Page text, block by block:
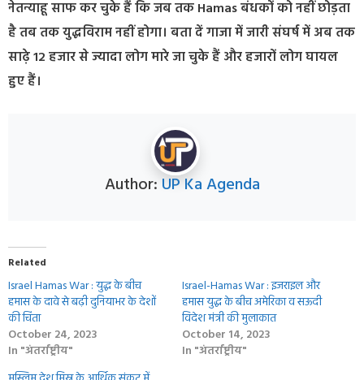
नेतन्याहू साफ कर चुके हैं कि जब तक Hamas बंधकों को नहीं छोड़ता
है तब तक युद्धविराम नहीं होगा। बता दें गाजा में जारी संघर्ष में अब तक
साढ़े 12 हजार से ज्यादा लोग मारे जा चुके हैं और हजारों लोग घायल
हुए हैं।
Author: UP Ka Agenda
Related
Israel Hamas War : युद्ध के बीच
हमास के दावे से बढ़ी दुनियाभर के देशों
की चिंता
October 24, 2023
In "अंतर्राष्ट्रीय"
Israel-Hamas War : इजराइल और
हमास युद्ध के बीच अमेरिका व सऊदी
विदेश मंत्री की मुलाकात
October 14, 2023
In "अंतर्राष्ट्रीय"